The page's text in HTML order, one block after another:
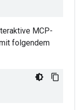
MCP-
folgendem